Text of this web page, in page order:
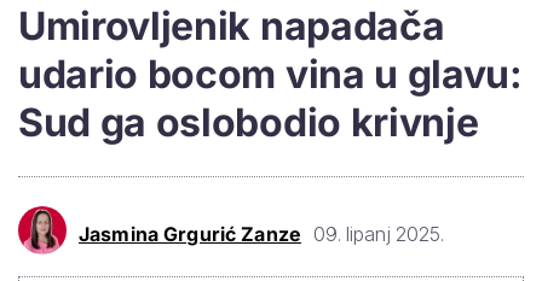
Umirovljenik napadača
udario bocom vina u glavu:
Sud ga oslobodio krivnje
Jasmina Grgurić Zanze 09. lipanj 2025.